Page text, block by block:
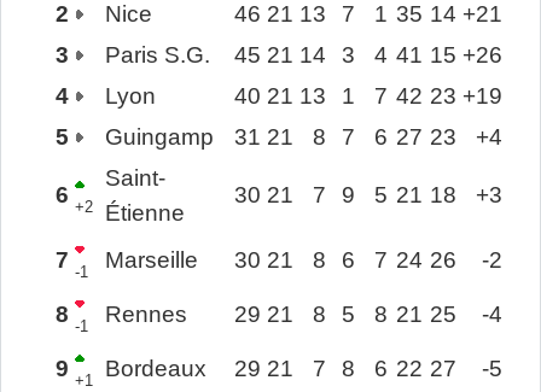
2
Nice 46 21 13 7 1 35 14 +21
3
Paris S.G. 45 21 14 3 4 41 15 +26
4
Lyon 40 21 13 1 7 42 23 +19
5
Guingamp 31 21 8 7 6 27 23 +4
6 +2
Saint-
Étienne
30 21 7 9 5 21 18 +3
7 -1 Marseille 30 21 8 6 7 24 26 -2
8 -1 Rennes 29 21 8 5 8 21 25 -4
9 +1 Bordeaux 29 21 7 8 6 22 27 -5